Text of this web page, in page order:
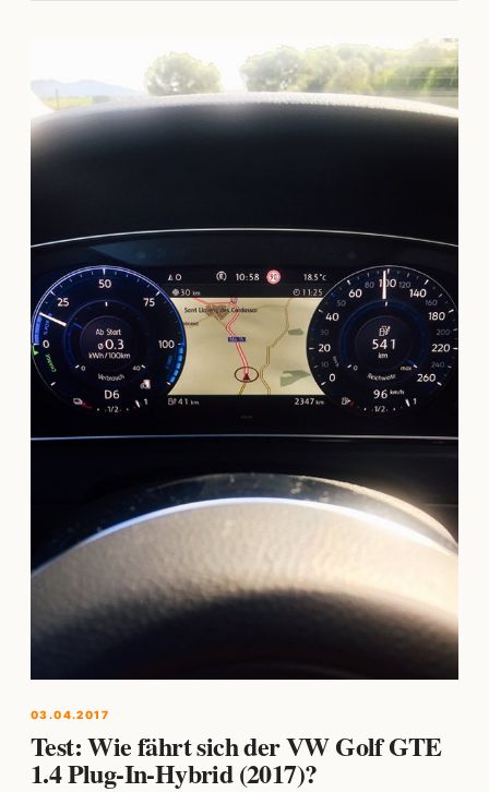
03.04.2017
Test: Wie fährt sich der VW Golf GTE
1.4 Plug-In-Hybrid (2017)?